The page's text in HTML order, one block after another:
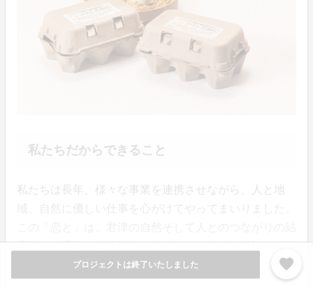
プロジェクトは終了いたしました favorite
私たちだからできること
私たちは長年、様々な事業を連携させながら、人と地
晶です。千葉の新名物となって、これまでお世話になっ
た君津に恩返しがしたいという想いがあります。そし
て、召し上がってくださる方にも、美味しさのみなら